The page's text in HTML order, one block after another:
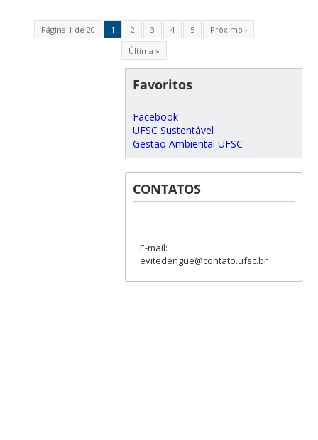
Página 1 de 20 1 2 3 4 5
Próximo ›
Última »
Favoritos
Facebook
UFSC Sustentável
Gestão Ambiental UFSC
CONTATOS
E-mail:
evitedengue@contato.ufsc.br